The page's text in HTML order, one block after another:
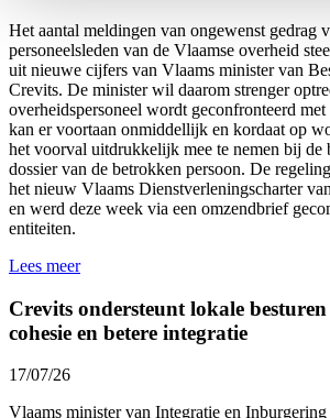
Het aantal meldingen van ongewenst gedrag
personeelsleden van de Vlaamse overheid
uit nieuwe cijfers van Vlaams minister van
Crevits. De minister wil daarom strenger
overheidspersoneel wordt geconfronteerd met
kan er voortaan onmiddellijk en kordaat op
het voorval uitdrukkelijk mee te nemen bij de
dossier van de betrokken persoon. De
het nieuw Vlaams Dienstverleningscharter
en werd deze week via een omzendbrief
entiteiten.
Lees meer
Crevits ondersteunt lokale
cohesie en betere integratie
17/07/26
Vlaams minister van Integratie en